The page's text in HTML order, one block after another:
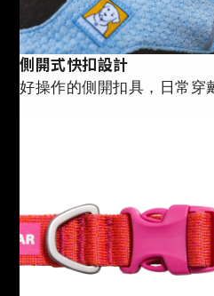
側開式快扣設計
好操作的側開扣具，日常穿